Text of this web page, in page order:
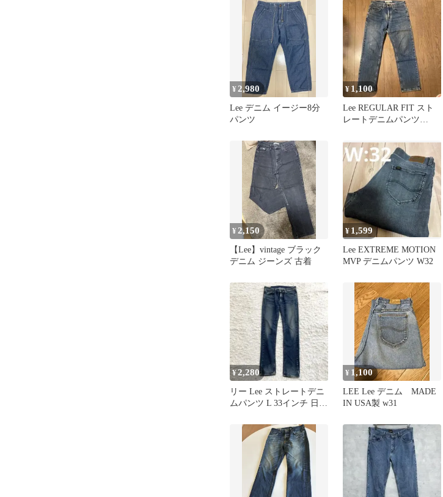
¥ 2,980
Lee デニム イージー8分
パンツ
¥ 1,100
Lee REGULAR FIT スト
レートデニムパンツ
¥ 2,150
【Lee】vintage ブラック
デニム ジーンズ 古着
¥ 1,599
Lee EXTREME MOTION
MVP デニムパンツ W32
¥2,280
リー Lee ストレートデニ
ムパンツ L 33インチ 日本
¥ 1,100
LEE Lee デニム MADE
IN USA製 w31